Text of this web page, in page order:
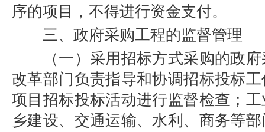
序的项目，不得进行资金支付。
三、政府采购工程的监督管理
（一）采用招标方式采购的政
改革部门负责指导和协调招标投标
项目招标投标活动进行监督检查；
乡建设、交通运输、水利、商务等